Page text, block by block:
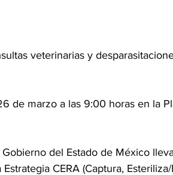
veterinarias y
de marzo a las 9:00 horas en la
Gobierno del Estado de México
CERA (Captura, Esteriliza/